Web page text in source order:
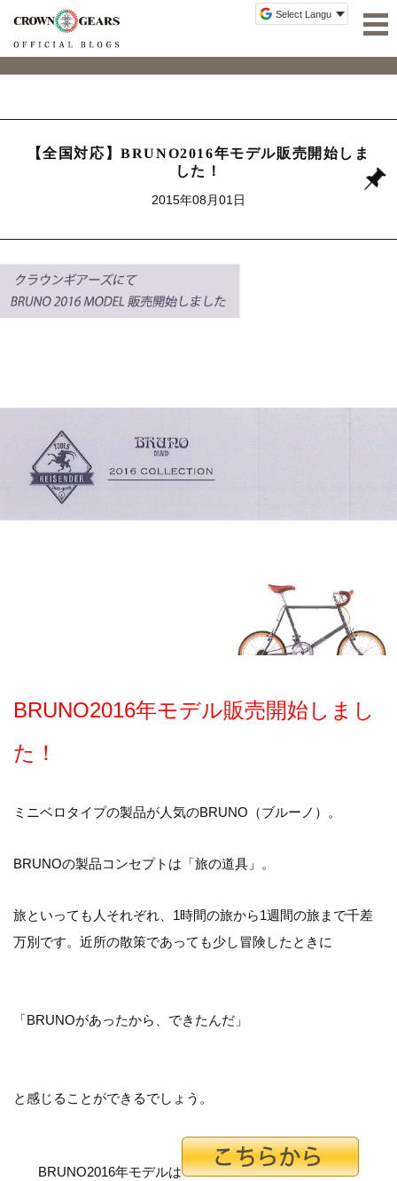
【全国対応】BRUNO2016年モデル販売開始しま
した！
2015年08月01日
BRUNO2016年モデル販売開始しまし
た！
ミニベロタイプの製品が人気のBRUNO（ブルーノ）。
BRUNOの製品コンセプトは「旅の道具」。
旅といっても人それぞれ、1時間の旅から1週間の旅まで千差
万別です。近所の散策であっても少し冒険したときに
「BRUNOがあったから、できたんだ」
と感じることができるでしょう。
BRUNO2016年モデルは